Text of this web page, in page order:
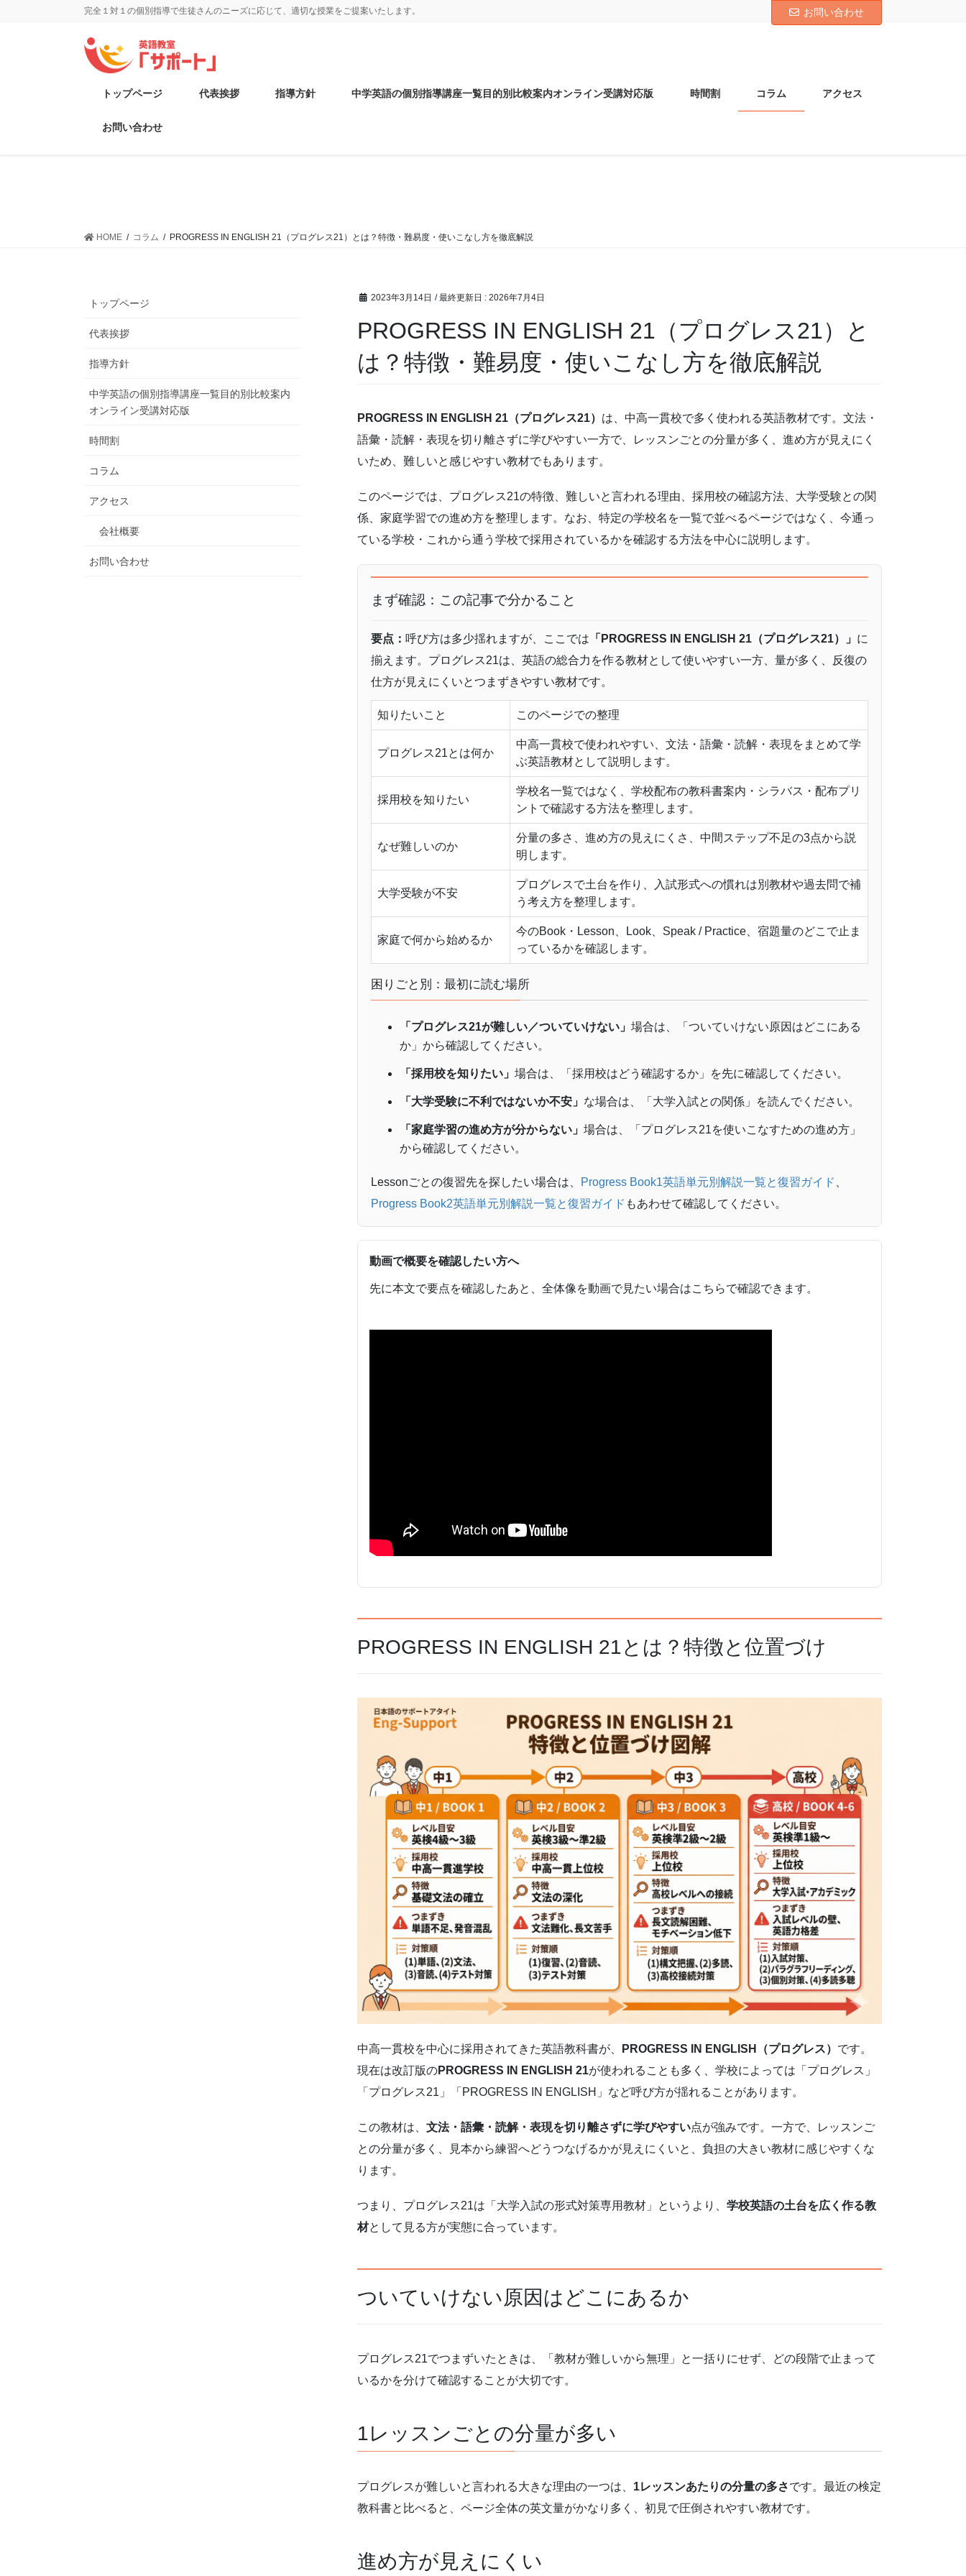
完全１対１の個別指導で生徒さんのニーズに応じて、適切な授業をご提案いたします。 お問い合わせ
トップページ 代表挨拶 指導方針 中学英語の個別指導講座一覧目的別比較案内オンライン受講対応版 時間割 コラム アクセス
お問い合わせ
HOME コラム PROGRESS IN ENGLISH 21（プログレス21）とは？特徴・難易度・使いこなし方を徹底解説
2023年3月14日 / 最終更新日 : 2026年7月4日
PROGRESS IN ENGLISH 21（プログレス21）と
は？特徴・難易度・使いこなし方を徹底解説
PROGRESS IN ENGLISH 21（プログレス21） は、中高一貫校で多く使われる英語教材です。文法・
語彙・読解・表現を切り離さずに学びやすい一方で、レッスンごとの分量が多く、進め方が見えにく
いため、難しいと感じやすい教材でもあります。
このページでは、プログレス21の特徴、難しいと言われる理由、採用校の確認方法、大学受験との関
係、家庭学習での進め方を整理します。なお、特定の学校名を一覧で並べるページではなく、今通っ
ている学校・これから通う学校で採用されているかを確認する方法を中心に説明します。
まず確認：この記事で分かること
要点： 呼び方は多少揺れますが、ここでは 「PROGRESS IN ENGLISH 21（プログレス21）」 に
揃えます。プログレス21は、英語の総合力を作る教材として使いやすい一方、量が多く、反復の
仕方が見えにくいとつまずきやすい教材です。
知りたいこと このページでの整理
プログレス21とは何か
中高一貫校で使われやすい、文法・語彙・読解・表現をまとめて学
ぶ英語教材として説明します。
採用校を知りたい
学校名一覧ではなく、学校配布の教科書案内・シラバス・配布プリ
ントで確認する方法を整理します。
なぜ難しいのか
分量の多さ、進め方の見えにくさ、中間ステップ不足の3点から説
明します。
大学受験が不安
プログレスで土台を作り、入試形式への慣れは別教材や過去問で補
う考え方を整理します。
家庭で何から始めるか
今のBook・Lesson、Look、Speak / Practice、宿題量のどこで止ま
っているかを確認します。
困りごと別：最初に読む場所
「プログレス21が難しい／ついていけない」 場合は、「ついていけない原因はどこにある
か」から確認してください。
「採用校を知りたい」 場合は、「採用校はどう確認するか」を先に確認してください。
「大学受験に不利ではないか不安」 な場合は、「大学入試との関係」を読んでください。
「家庭学習の進め方が分からない」 場合は、「プログレス21を使いこなすための進め方」
から確認してください。
Lessonごとの復習先を探したい場合は、 Progress Book1英語単元別解説一覧と復習ガイド
Progress Book2英語単元別解説一覧と復習ガイド もあわせて確認してください。
動画で概要を確認したい方へ
先に本文で要点を確認したあと、全体像を動画で見たい場合はこちらで確認できます。
PROGRESS IN ENGLISH 21とは？特徴と位置づけ
中高一貫校を中心に採用されてきた英語教科書が、 PROGRESS IN ENGLISH（プログレス） です。
現在は改訂版のPROGRESS IN ENGLISH 21が使われることも多く、学校によっては「プログレス」
「プログレス21」「PROGRESS IN ENGLISH」など呼び方が揺れることがあります。
この教材は、 文法・語彙・読解・表現を切り離さずに学びやすい点が強みです。一方で、レッスンご
との分量が多く、見本から練習へどうつなげるかが見えにくいと、負担の大きい教材に感じやすくな
ります。
つまり、プログレス21は「大学入試の形式対策専用教材」というより、 学校英語の土台を広く作る教
材として見る方が実態に合っています。
ついていけない原因はどこにあるか
プログレス21でつまずいたときは、「教材が難しいから無理」と一括りにせず、どの段階で止まって
いるかを分けて確認することが大切です。
1レッスンごとの分量が多い
プログレスが難しいと言われる大きな理由の一つは、 1レッスンあたりの分量の多さです。最近の検定
教科書と比べると、ページ全体の英文量がかなり多く、初見で圧倒されやすい教材です。
進め方が見えにくい
トップページ
代表挨拶
指導方針
中学英語の個別指導講座一覧目的別比較案内
オンライン受講対応版
時間割
コラム
アクセス
会社概要
お問い合わせ